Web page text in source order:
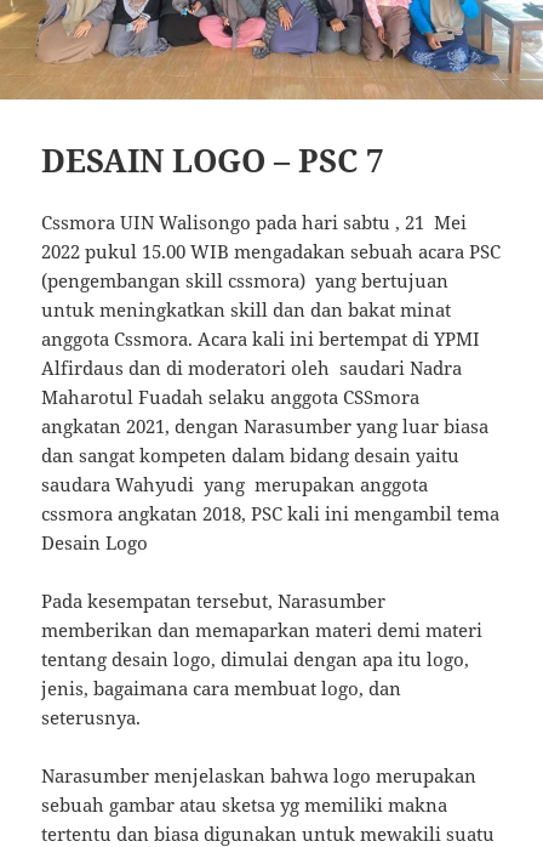
DESAIN LOGO – PSC 7
Cssmora UIN Walisongo pada hari sabtu , 21 Mei
2022 pukul 15.00 WIB mengadakan sebuah acara PSC
(pengembangan skill cssmora) yang bertujuan
untuk meningkatkan skill dan dan bakat minat
anggota Cssmora. Acara kali ini bertempat di YPMI
Alfirdaus dan di moderatori oleh saudari Nadra
Maharotul Fuadah selaku anggota CSSmora
angkatan 2021, dengan Narasumber yang luar biasa
dan sangat kompeten dalam bidang desain yaitu
saudara Wahyudi yang merupakan anggota
cssmora angkatan 2018, PSC kali ini mengambil tema
Desain Logo
Pada kesempatan tersebut, Narasumber
memberikan dan memaparkan materi demi materi
tentang desain logo, dimulai dengan apa itu logo,
jenis, bagaimana cara membuat logo, dan
seterusnya.
Narasumber menjelaskan bahwa logo merupakan
sebuah gambar atau sketsa yg memiliki makna
tertentu dan biasa digunakan untuk mewakili suatu